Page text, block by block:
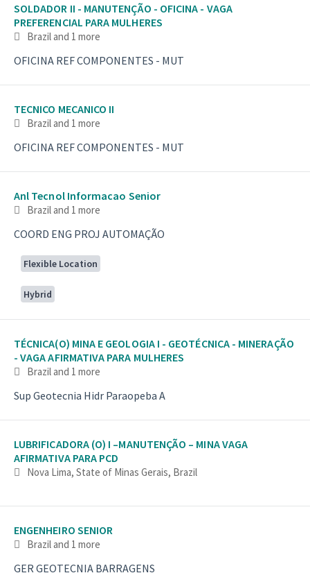
SOLDADOR II - MANUTENÇÃO - OFICINA - VAGA
PREFERENCIAL PARA MULHERES
Braziland 1 more
OFICINA REF COMPONENTES - MUT
TECNICO MECANICO II
Braziland 1 more
OFICINA REF COMPONENTES - MUT
Anl Tecnol Informacao Senior
Braziland 1 more
COORD ENG PROJ AUTOMAÇÃO
Flexible Location
Hybrid
TÉCNICA(O) MINA E GEOLOGIA I - GEOTÉCNICA - MINERAÇÃO
- VAGA AFIRMATIVA PARA MULHERES
Braziland 1 more
Sup Geotecnia Hidr Paraopeba A
LUBRIFICADORA (O) I –MANUTENÇÃO – MINA VAGA
AFIRMATIVA PARA PCD
Nova Lima, State of Minas Gerais, Brazil
ENGENHEIRO SENIOR
Braziland 1 more
GER GEOTECNIA BARRAGENS